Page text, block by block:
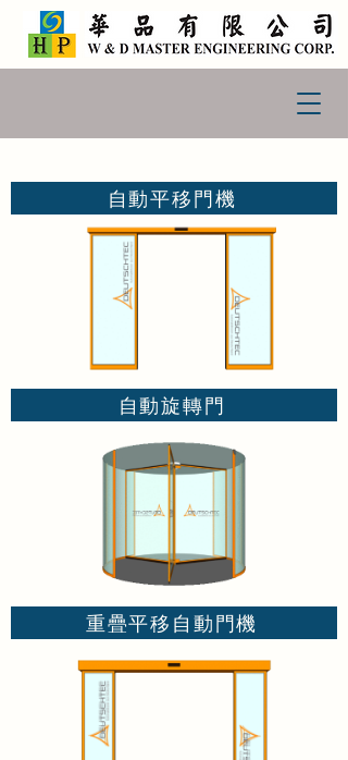
自動平移門機
自動旋轉門
重疊平移自動門機